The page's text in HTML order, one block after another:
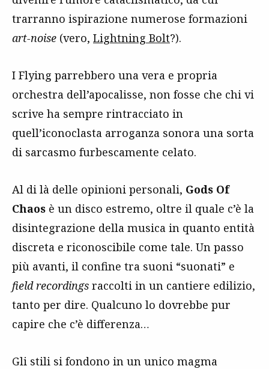
trarranno ispirazione numerose formazioni
art-noise (vero, Lightning Bolt?).
I Flying parrebbero una vera e propria
orchestra dell’apocalisse, non fosse che chi vi
scrive ha sempre rintracciato in
quell’iconoclasta arroganza sonora una sorta
di sarcasmo furbescamente celato.
Al di là delle opinioni personali, Gods Of
Chaos è un disco estremo, oltre il quale c’è la
disintegrazione della musica in quanto entità
discreta e riconoscibile come tale. Un passo
più avanti, il confine tra suoni “suonati” e
field recordings raccolti in un cantiere edilizio,
tanto per dire. Qualcuno lo dovrebbe pur
capire che c’è differenza…
Gli stili si fondono in un unico magma